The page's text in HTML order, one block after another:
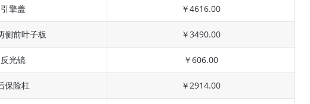
引擎盖 ￥4616.00
侧前叶子板 ￥3490.00
反光镜 ￥606.00
保险杠 ￥2914.00